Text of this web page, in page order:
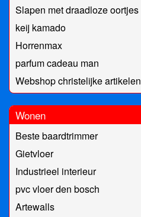
Slapen met draadloze oortjes
keij kamado
Horrenmax
parfum cadeau man
Webshop christelijke artikelen
Wonen
Beste baardtrimmer
Gietvloer
Industrieel interieur
pvc vloer den bosch
Artewalls